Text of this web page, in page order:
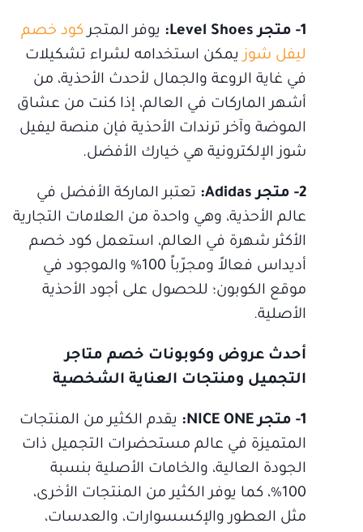
1- متجر Level Shoes: يوفر المتجر كود خصم
ليفل شوز يمكن استخدامه لشراء تشكيلات
في غاية الروعة والجمال لأحدث الأحذية، من
أشهر الماركات في العالم، إذا كنت من عشاق
الموضة وآخر ترندات الأحذية فإن منصة ليفيل
شوز الإلكترونية هي خيارك الأفضل.
2- متجر Adidas:
تعتبر الماركة الأفضل في
عالم الأحذية، وهي واحدة من العلامات التجارية
الأكثر شهرة في العالم، استعمل كود خصم
أديداس فعالاً ومجرّباً 100% والموجود في
موقع الكوبون؛ للحصول على أجود الأحذية
الأصلية.
أحدث عروض وكوبونات خصم متاجر
التجميل ومنتجات العناية الشخصية
1- متجر NICE ONE:
يقدم الكثير من المنتجات
المتميزة في عالم مستحضرات التجميل ذات
الجودة العالية، والخامات الأصلية بنسبة
100%، كما يوفر الكثير من المنتجات الأخرى،
مثل العطور والإكسسوارات، والعدسات،